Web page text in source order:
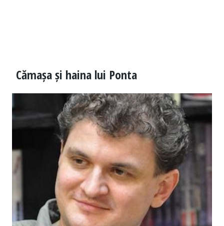
Cămașa și haina lui Ponta